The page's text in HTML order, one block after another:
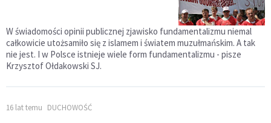
W świadomości opinii publicznej zjawisko fundamentalizmu niemal
całkowicie utożsamiło się z islamem i światem muzułmańskim. A tak
nie jest. I w Polsce istnieje wiele form fundamentalizmu - pisze
Krzysztof Ołdakowski SJ.
16 lat temu DUCHOWOŚĆ